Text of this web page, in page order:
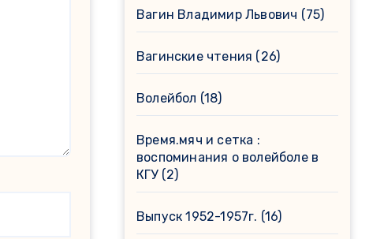
Вагин Владимир Львович (75)
Вагинские чтения (26)
Волейбол (18)
Время.мяч и сетка :
воспоминания о волейболе в
КГУ(2)
Выпуск 1952-1957г. (16)